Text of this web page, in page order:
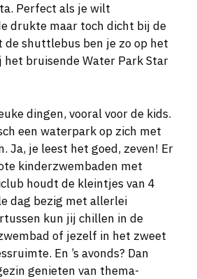
Perfect als je wilt
drukte maar toch dicht bij de
shuttlebus ben je zo op het
bruisende Water Park Star
dingen, vooral voor de kids.
een waterpark op zich met
Ja, je leest het goed, zeven! Er
kinderzwembaden met
houdt de kleintjes van 4
dag bezig met allerlei
kun jij chillen in de
of jezelf in het zweet
En ’s avonds? Dan
genieten van thema-